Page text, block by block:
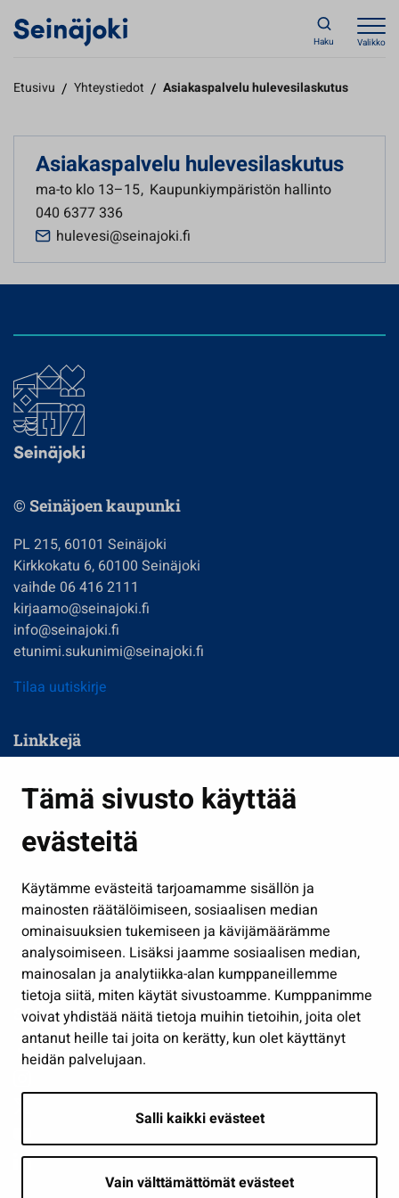
Tämä sivusto käyttää
evästeitä
Käytämme evästeitä tarjoamamme sisällön ja
mainosten räätälöimiseen, sosiaalisen median
ominaisuuksien tukemiseen ja kävijämäärämme
analysoimiseen. Lisäksi jaamme sosiaalisen median,
mainosalan ja analytiikka-alan kumppaneillemme
tietoja siitä, miten käytät sivustoamme. Kumppanimme
voivat yhdistää näitä tietoja muihin tietoihin, joita olet
antanut heille tai joita on kerätty, kun olet käyttänyt
heidän palvelujaan.
Salli kaikki evästeet
Vain välttämättömät evästeet
Haku Valikko
Etusivu / Yhteystiedot / Asiakaspalvelu hulevesilaskutus
Asiakaspalvelu hulevesilaskutus
ma-to klo 13–15, Kaupunkiympäristön hallinto
040 6377 336
hulevesi@seinajoki.fi
© Seinäjoen kaupunki
PL 215, 60101 Seinäjoki
Kirkkokatu 6, 60100 Seinäjoki
vaihde 06 416 2111
kirjaamo@seinajoki.fi
info@seinajoki.fi
etunimi.sukunimi@seinajoki.fi
Tilaa uutiskirje
Linkkejä
Kasvatus ja opetus
Kulttuuri ja liikunta
Työ ja yrittäminen
Osallistu ja asioi
Näytä omat evästeasetukseni
Seuraa meitä